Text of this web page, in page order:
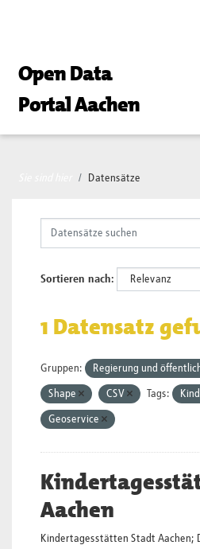
Open Data
Portal Aachen
Datensätze
Sortieren nach
1 Datensatz
Gruppen: Regierung und
Shape CSV Tags:
Geoservice
Aachen
Kindertagesstätten Stadt Aachen;